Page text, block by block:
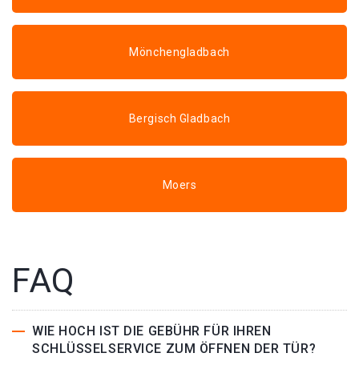
Mönchengladbach
Bergisch Gladbach
Moers
FAQ
WIE HOCH IST DIE GEBÜHR FÜR IHREN
SCHLÜSSELSERVICE ZUM ÖFFNEN DER TÜR?